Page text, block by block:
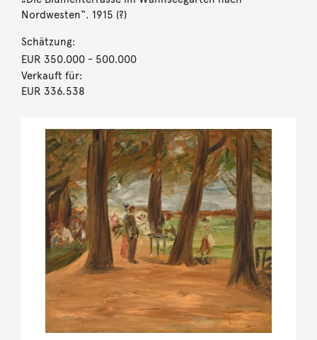
Nordwesten“. 1915 (?)
Schätzung:
EUR 350.000- 500.000
Verkauft für:
EUR 336.538